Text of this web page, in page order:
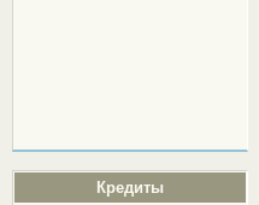
Кредиты